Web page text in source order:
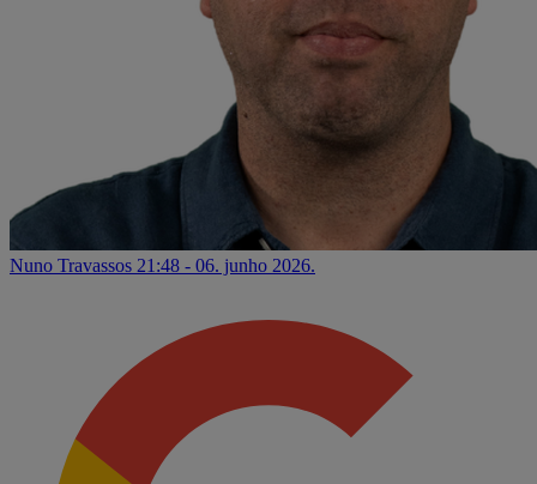
Nuno Travassos 21:48 - 06. junho 2026.